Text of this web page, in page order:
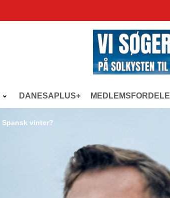
DANESAPLUS+ MEDLEMSFORDELE
Spansk vinter?